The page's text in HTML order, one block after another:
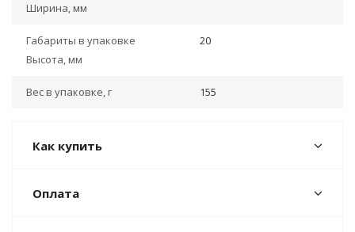
Ширина, мм
Габариты в упаковке
Высота, мм
20
Вес в упаковке, г 155
Как купить
Оплата